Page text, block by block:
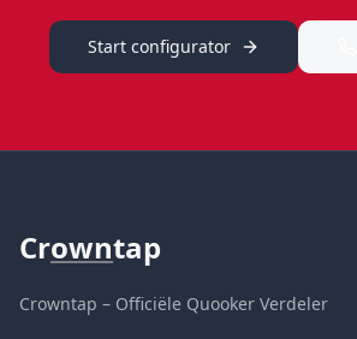
Start configurator
Crowntap
Crowntap – Officiële Quooker Verdeler